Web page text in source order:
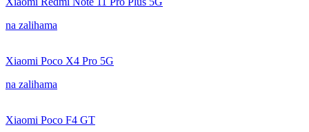
na zalihama
Xiaomi Poco X4 Pro 5G
na zalihama
Xiaomi Poco F4 GT